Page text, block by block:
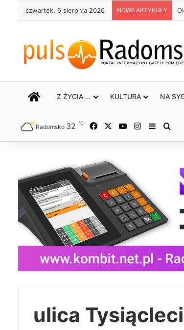
czwartek, 6 sierpnia 2026 NOWE ARTYKUŁY
STRONA GŁÓWNA
Z ŻYCIA … KULTURA NA
Radomsko 32 ℃ Facebook YouTubeInstagram
Sidebar
ulica